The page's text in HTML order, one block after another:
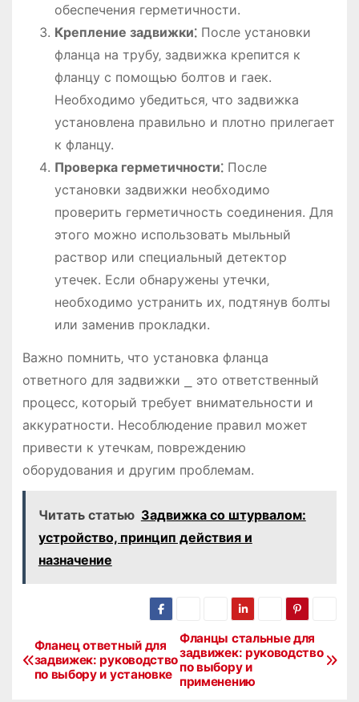
обеспечения герметичности.
Крепление задвижки⁚После установки
фланца на трубу‚ задвижка крепится к
фланцу с помощью болтов и гаек.
Необходимо убедиться‚ что задвижка
установлена правильно и плотно прилегает
к фланцу.
Проверка герметичности⁚После
установки задвижки необходимо
проверить герметичность соединения. Для
этого можно использовать мыльный
раствор или специальный детектор
утечек. Если обнаружены утечки‚
необходимо устранить их‚ подтянув болты
или заменив прокладки.
Важно помнить‚ что установка фланца
ответного для задвижки ⎯ это ответственный
процесс‚ который требует внимательности и
аккуратности. Несоблюдение правил может
привести к утечкам‚ повреждению
оборудования и другим проблемам.
Читать статью Задвижка со штурвалом:
устройство, принцип действия и
назначение
Н
Фланцы стальные для
задвижек: руководство
по выбору и
применению
Фланец ответный для
задвижек: руководство
по выбору и установке